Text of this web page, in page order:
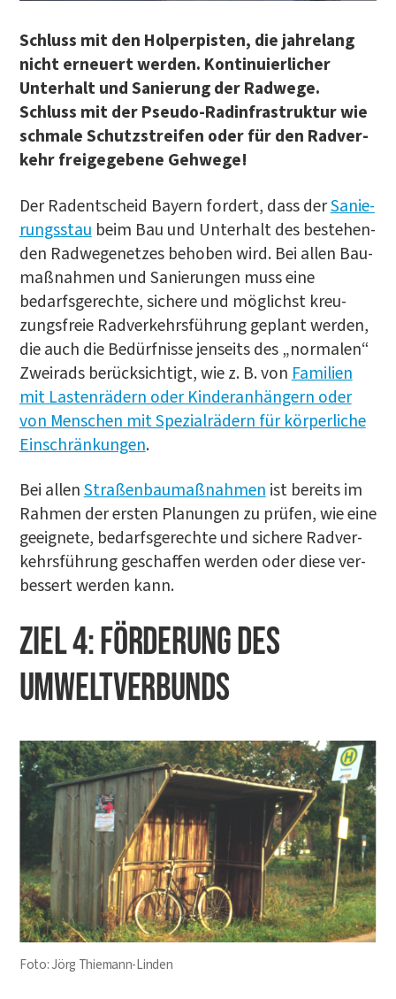
Schluss mit den Hol­per­pis­ten, die jah­re­lang
nicht erneu­ert wer­den. Kon­ti­nu­ier­li­cher
Unter­halt und Sanie­rung der Rad­we­ge.
Schluss mit der Pseu­do-Rad­in­fra­struk­tur wie
schma­le Schutz­strei­fen oder für den Rad­ver­
kehr frei­ge­ge­be­ne Gehwege!
Der Radent­scheid Bay­ern for­dert, dass derSanie­
rungs­staubeim Bau und Unter­halt des bestehen­
den Rad­we­ge­net­zes beho­ben wird. Bei allen Bau­
maß­nah­men und Sanie­run­gen muss eine
bedarfs­ge­rech­te, siche­re und mög­lichst kreu­
zungs­freie Rad­ver­kehrs­füh­rung geplant wer­den,
die auch die Bedürf­nis­se jen­seits des „nor­ma­len“
Zwei­rads berück­sich­tigt, wie z. B. vonFami­li­en
mit Las­ten­rä­dern oder Kin­der­an­hän­gern oder
von Men­schen mit Spe­zi­al­rä­dern für kör­per­li­che
Ein­schrän­kun­gen.
Bei allenStra­ßen­bau­maß­nah­menist bereits im
Rah­men der ers­ten Pla­nun­gen zu prü­fen, wie eine
geeig­ne­te, bedarfs­ge­rech­te und siche­re Rad­ver­
kehrs­füh­rung geschaf­fen wer­den oder die­se ver­
bes­sert wer­den kann.
ZIEL 4: FÖR­DE­RUNG DES
UMWELTVERBUNDS
Foto: Jörg Thiemann-Linden